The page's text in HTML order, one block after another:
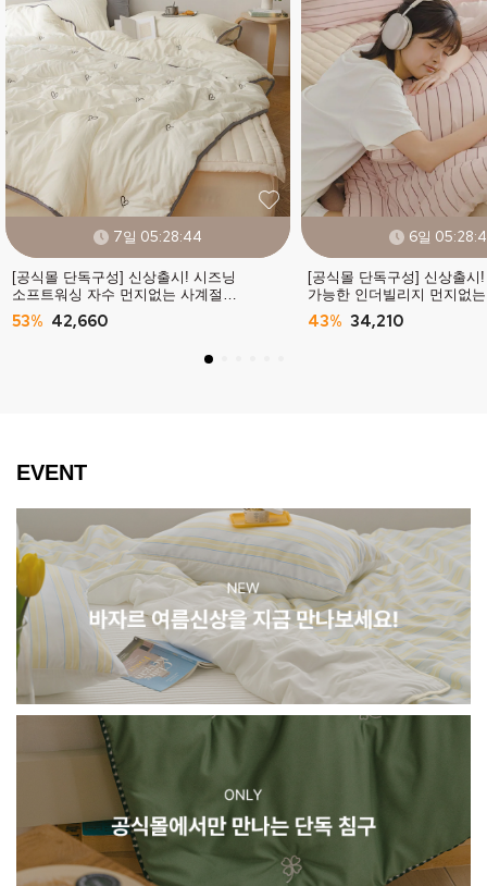
7일 05:28:42
[공식몰 단독구성] 신상출시! 시즈닝
소프트워싱 자수 먼지없는 사계절
차렵이불 (SS/Q) - 4컬러
53% 42,660
6일
[공식몰 단독구성] 신상출시
가능한 인더빌리지 먼지없
차렵이불 (SS/Q) -10컬러
43% 34,210
EVENT